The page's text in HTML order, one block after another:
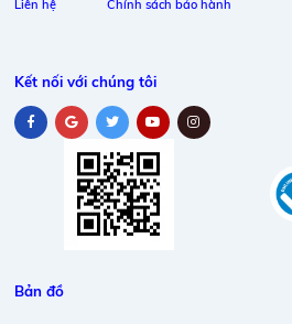
Liên hệ
Chính sách bảo hành
Kết nối với chúng tôi
Bản đồ